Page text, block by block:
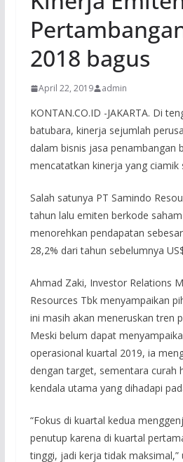
2018 bagus
April 22, 2019 admin
KONTAN.CO.ID -JAKARTA. Di
batubara, kinerja sejumlah
dalam bisnis jasa penambangan
mencatatkan kinerja yang ciamik
Salah satunya PT Samindo
tahun lalu emiten berkode
menorehkan pendapatan
28,2% dari tahun sebelumnya
Ahmad Zaki, Investor Relations
Resources Tbk menyampaikan
ini masih akan meneruskan tren
Meski belum dapat
operasional kuartal 2019, ia
dengan target, sementara curah
kendala utama yang dihadapi
“Fokus di kuartal kedua
penutup karena di kuartal
tinggi, jadi kerja tidak maksimal,”